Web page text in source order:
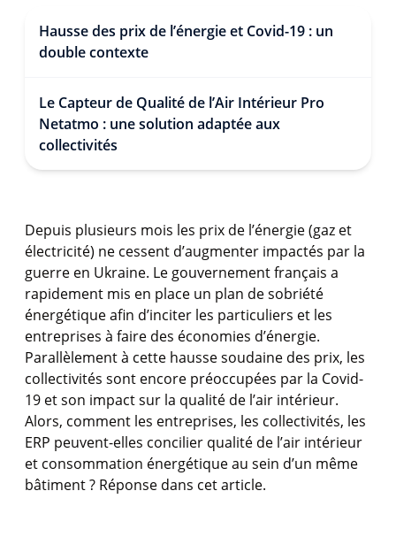
Hausse des prix de l’énergie et Covid-19 : un
double contexte
Le Capteur de Qualité de l’Air Intérieur Pro
Netatmo : une solution adaptée aux
collectivités
Depuis plusieurs mois les prix de l’énergie (gaz et
électricité) ne cessent d’augmenter impactés par la
guerre en Ukraine. Le gouvernement français a
rapidement mis en place un plan de sobriété
énergétique afin d’inciter les particuliers et les
entreprises à faire des économies d’énergie.
Parallèlement à cette hausse soudaine des prix, les
collectivités sont encore préoccupées par la Covid-
19 et son impact sur la qualité de l’air intérieur.
Alors, comment les entreprises, les collectivités, les
ERP peuvent-elles concilier qualité de l’air intérieur
et consommation énergétique au sein d’un même
bâtiment ? Réponse dans cet article.